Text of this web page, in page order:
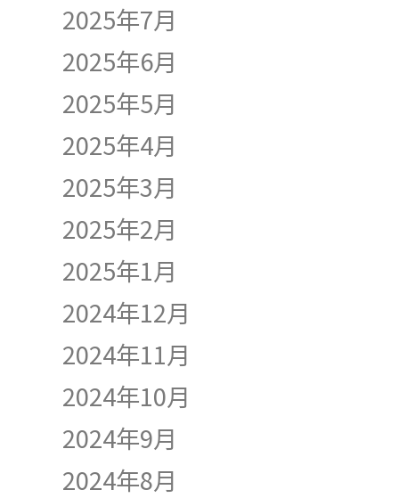
2025年7月
2025年6月
2025年5月
2025年4月
2025年3月
2025年2月
2025年1月
2024年12月
2024年11月
2024年10月
2024年9月
2024年8月